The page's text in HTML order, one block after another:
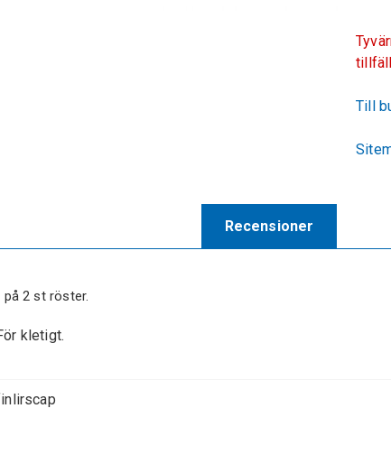
Till
Recensioner
på2 st röster.
kletigt.